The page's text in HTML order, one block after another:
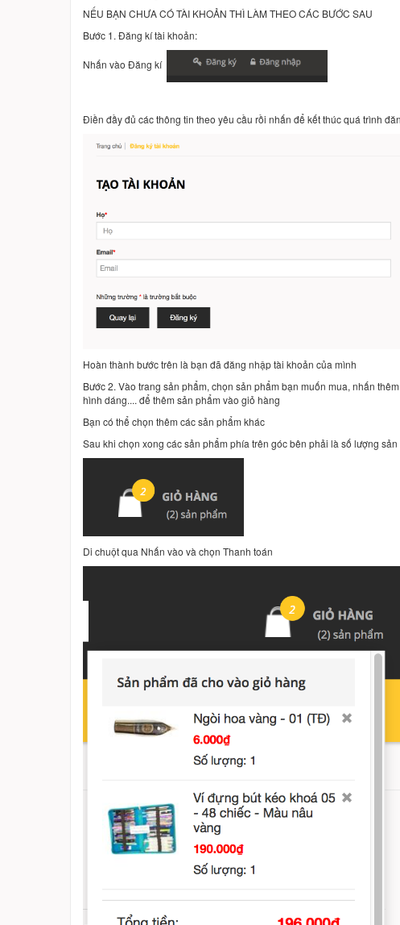
NẾU BẠN CHƯA CÓ TÀI KHOẢN THÌ LÀM THEO CÁC BƯỚC SAU
Bước 1. Đăng kí tài khoản:
Nhấn vào Đăng kí
Điền đầy đủ các thông tin theo yêu cầu rồi nhấn để kết thúc quá trình
Hoàn thành bước trên là bạn đã đăng nhập tài khoản của mình
Bước 2. Vào trang sản phẩm, chọn sản phẩm bạn muốn mua, nhấn
hình dáng.... để thêm sản phẩm vào giỏ hàng
Bạn có thể chọn thêm các sản phẩm khác
Sau khi chọn xong các sản phẩm phía trên góc bên phải là số lượng
Di chuột qua Nhấn vào và chọn Thanh toán